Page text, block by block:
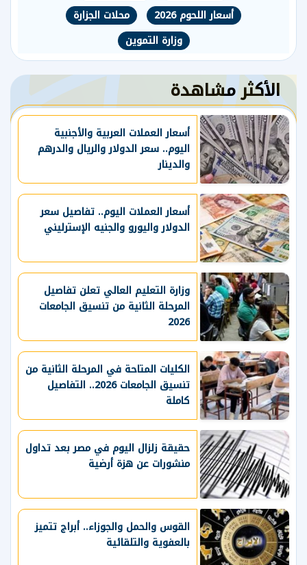
أسعار اللحوم 2026
محلات الجزارة
وزارة التموين
الأكثر مشاهدة
أسعار العملات العربية والأجنبية
اليوم.. سعر الدولار والريال والدرهم
والدينار
أسعار العملات اليوم.. تفاصيل سعر
الدولار واليورو والجنيه الإسترليني
وزارة التعليم العالي تعلن تفاصيل
المرحلة الثانية من تنسيق الجامعات
2026
الكليات المتاحة في المرحلة الثانية من
تنسيق الجامعات 2026.. التفاصيل
كاملة
حقيقة زلزال اليوم في مصر بعد تداول
منشورات عن هزة أرضية
القوس والحمل والجوزاء.. أبراج تتميز
بالعفوية والتلقائية